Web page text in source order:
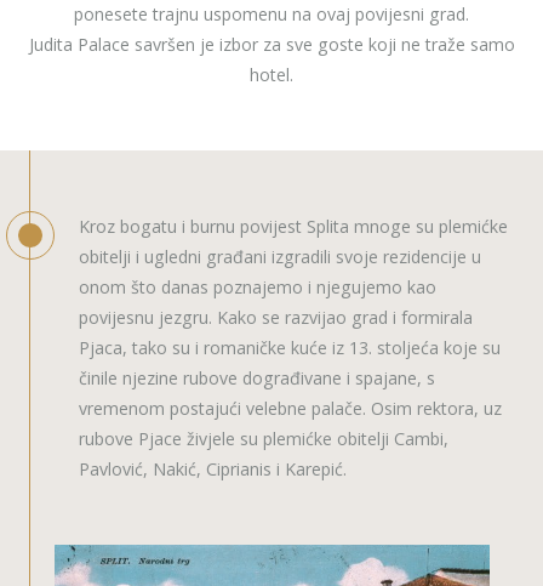
ponesete trajnu uspomenu na ovaj povijesni grad.
Judita Palace savršen je izbor za sve goste koji ne traže samo
hotel.
Kroz bogatu i burnu povijest Splita mnoge su plemićke
obitelji i ugledni građani izgradili svoje rezidencije u
onom što danas poznajemo i njegujemo kao
povijesnu jezgru. Kako se razvijao grad i formirala
Pjaca, tako su i romaničke kuće iz 13. stoljeća koje su
činile njezine rubove dograđivane i spajane, s
vremenom postajući velebne palače. Osim rektora, uz
rubove Pjace živjele su plemićke obitelji Cambi,
Pavlović, Nakić, Ciprianis i Karepić.